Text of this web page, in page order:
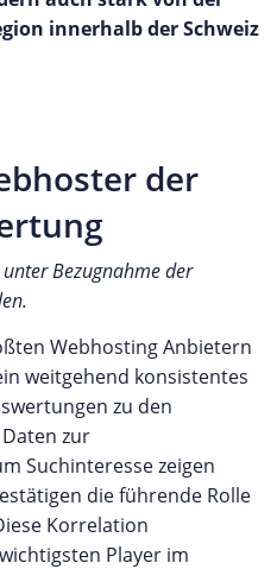
innerhalb der Schweiz
der
Bezugnahme der
Webhosting Anbietern
weitgehend konsistentes
zu den
zur
Suchinteresse zeigen
die führende Rolle
Korrelation
Player im